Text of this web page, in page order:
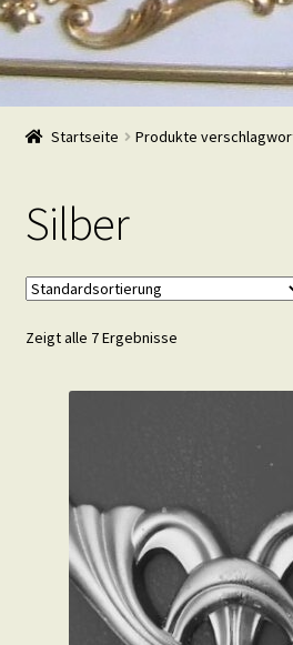
Navigation
Zum
Inhalt
Start
Warenkorb
Mein Konto
Kasse
Beispiele
Startseite Produkte
Silber
Zeigt alle 7 Ergebnisse